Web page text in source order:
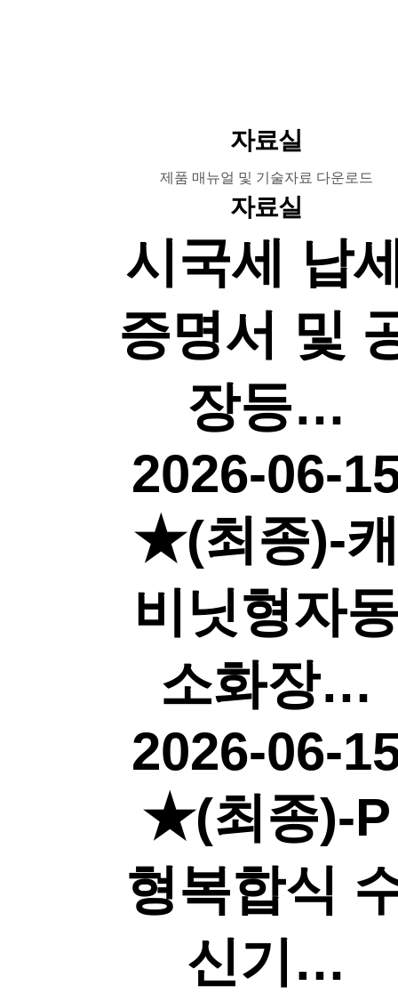
자료실
제품 매뉴얼 및 기술자료 다운로드
자료실
시국세 납
증명서 및
장등…
2026-06-
★(최종)-
비닛형자
소화장…
2026-06-
★(최종)-P
형복합식
신기…